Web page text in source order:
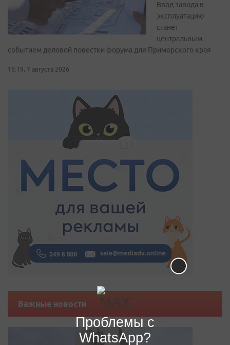
Ввод завода в
эксплуатацию
станет
центральным
событием деловой повестки форума для Приморского края
16:19, 7 августа 2026
Важные новости
Проблемы с
WhatsApp?